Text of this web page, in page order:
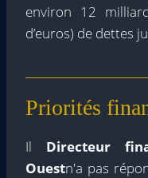
environ 12
d’euros) de dettes
Priorités
Il Directeur
Ouestn'a pas